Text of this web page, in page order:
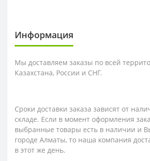
Информация
Мы доставляем заказы по всей
Казахстана, России и СНГ.
Сроки доставки заказа зависят от
складе. Если в момент оформления
выбранные товары есть в наличии и
городе Алматы, то наша компания
в этот же день.